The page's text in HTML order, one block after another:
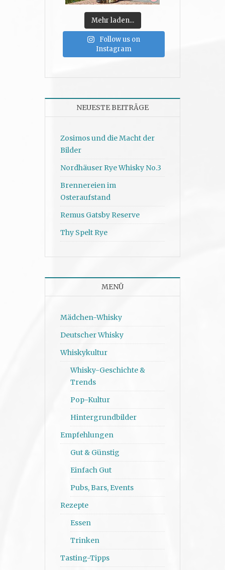
Mehr laden...
Follow us on
Instagram
NEUESTE BEITRÄGE
Zosimos und die Macht der
Bilder
Nordhäuser Rye Whisky No.3
Brennereien im
Osteraufstand
Remus Gatsby Reserve
Thy Spelt Rye
MENÜ
Mädchen-Whisky
Deutscher Whisky
Whiskykultur
Whisky-Geschichte &
Trends
Pop-Kultur
Hintergrundbilder
Empfehlungen
Gut & Günstig
Einfach Gut
Pubs, Bars, Events
Rezepte
Essen
Trinken
Tasting-Tipps